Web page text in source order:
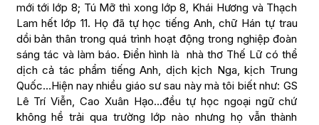
mới tới lớp 8; Tú Mỡ thì xong lớp 8, Khái Hương và Thạch
Lam hết lớp 11. Họ đã tự học tiếng Anh, chữ Hán tự trau
dồi bản thân trong quá trình hoạt động trong nghiệp đoàn
sáng tác và làm báo. Điển hình là nhà thơ Thế Lữ có thể
dịch cả tác phẩm tiếng Anh, dịch kịch Nga, kịch Trung
Quốc…Hiện nay nhiều giáo sư sau này mà tôi biết như: GS
Lê Trí Viễn, Cao Xuân Hạo…đều tự học ngoại ngữ chứ
không hề trải qua trường lớp nào nhưng họ vẫn thành